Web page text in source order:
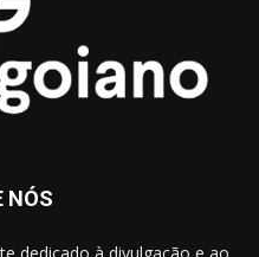
NÓS